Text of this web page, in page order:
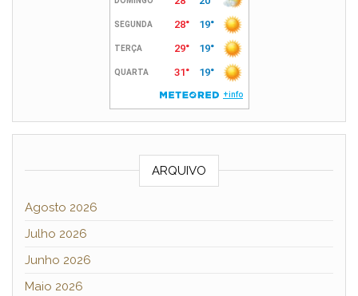
ARQUIVO
Agosto 2026
Julho 2026
Junho 2026
Maio 2026